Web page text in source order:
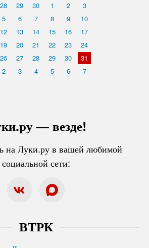
— везде!
на Луки.ру в вашей любимой
социальной сети:
28 29 30 1 2
3
5 6 7 8 9
10
12 13 14 15 16
17
19 20 21 22 23
24
26 27 28 29 30
31
2 3 4 5 6 7
ВТРК